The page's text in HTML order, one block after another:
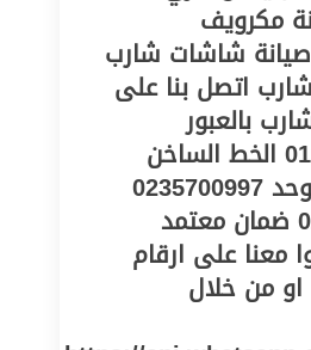
مكرويف
صيانة شاشات شارب
اتصل بنا على
بالعبور
01223179993 الخط الساخن
المختصر الموحد 0235700997
0235700994 ضمان معتمد
معنا على ارقام
من خلال